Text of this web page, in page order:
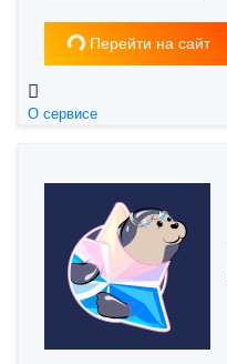
Загрузка... Перейти на сайт
О сервисе